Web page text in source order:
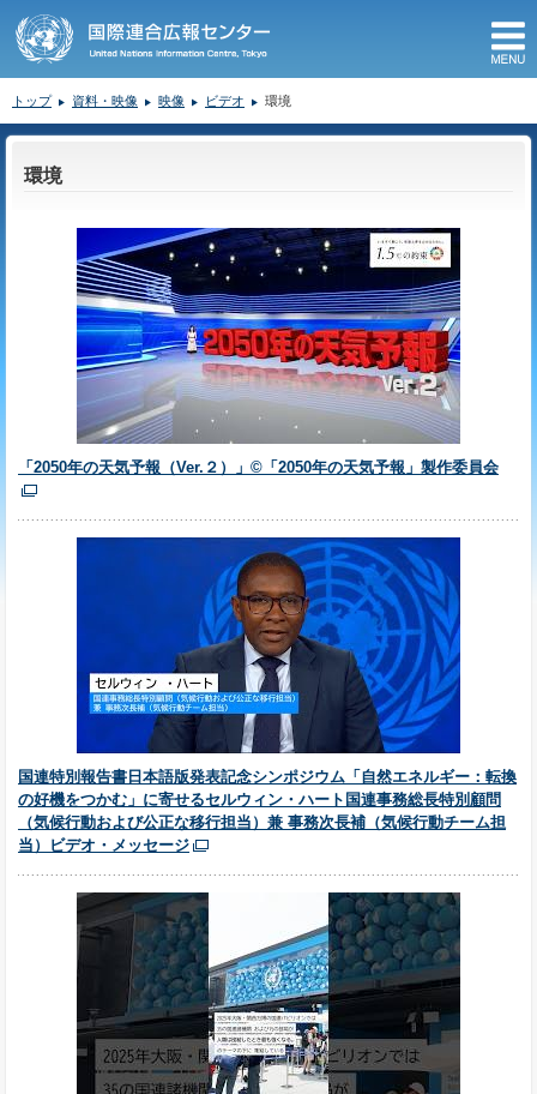
トップ 資料・映像 映像 ビデオ 環境
環境
「2050年の天気予報（Ver.２）」©「2050年の天気予報」製作委員会
国連特別報告書日本語版発表記念シンポジウム「自然エネルギー：転換
の好機をつかむ」に寄せるセルウィン・ハート国連事務総長特別顧問
（気候行動および公正な移行担当）兼 事務次長補（気候行動チーム担
当）ビデオ・メッセージ